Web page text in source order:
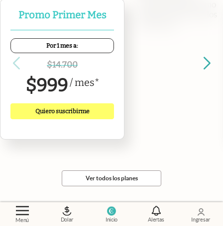
Menú Dolar Inicio Alertas Ingresar
Promo Primer Mes
Por 1 mes a:
$14.700
$999/mes*
Quiero suscribirme
Ver todos los planes